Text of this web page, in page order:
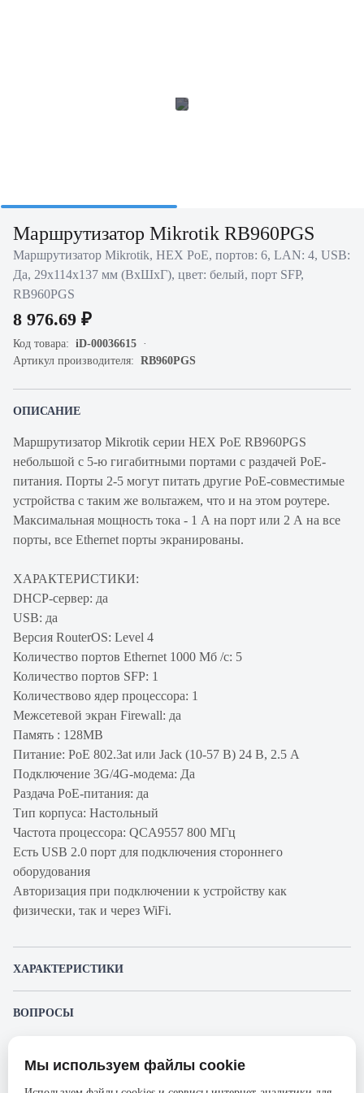
Маршрутизатор Mikrotik RB960PGS
Маршрутизатор Mikrotik, HEX PoE, портов: 6, LAN: 4, USB:
Да, 29х114х137 мм (ВхШхГ), цвет: белый, порт SFP,
RB960PGS
8 976.69 ₽
Код товара: iD-00036615
Артикул производителя: RB960PGS
ОПИСАНИЕ
Маршрутизатор Mikrotik серии HEX PoE RB960PGS
небольшой c 5-ю гигабитными портами с раздачей PoE-
питания. Порты 2-5 могут питать другие PoE-совместимые
устройства с таким же вольтажем, что и на этом роутере.
Максимальная мощность тока - 1 А на порт или 2 А на все
порты, все Ethernet порты экранированы.
ХАРАКТЕРИСТИКИ:
DHCP-сервер: да
USB: да
Версия RouterOS: Level 4
Количество портов Ethernet 1000 Мб /с: 5
Количество портов SFP: 1
Количествово ядер процессора: 1
Межсетевой экран Firewall: да
Память : 128МВ
Питание: PoE 802.3at или Jack (10-57 В) 24 В, 2.5 А
Подключение 3G/4G-модема: Да
Раздача PoE-питания: да
Тип корпуса: Настольный
Частота процессора: QCA9557 800 МГц
Есть USB 2.0 порт для подключения стороннего
оборудования
Авторизация при подключении к устройству как
физически, так и через WiFi.
ХАРАКТЕРИСТИКИ
ВОПРОСЫ
Представленные изображения и характеристики могут отличаться от реального
Мы используем файлы cookie